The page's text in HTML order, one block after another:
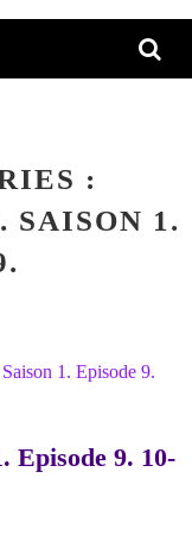
:
SAISON 1.
Episode 9. 10-